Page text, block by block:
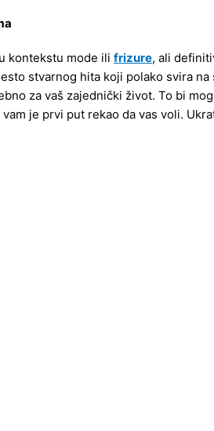
kontekstu mode ili frizure, ali
stvarnog hita koji polako svira
za vaš zajednički život. To bi
je prvi put rekao da vas voli.